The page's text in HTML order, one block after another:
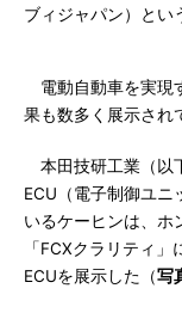
ブィジャパン）とい
電動自動車を実現
果も数多く展示され
本田技研工業（以
ECU（電子制御ユニ
いるケーヒンは、ホ
「FCXクラリティ
ECUを展示した（写